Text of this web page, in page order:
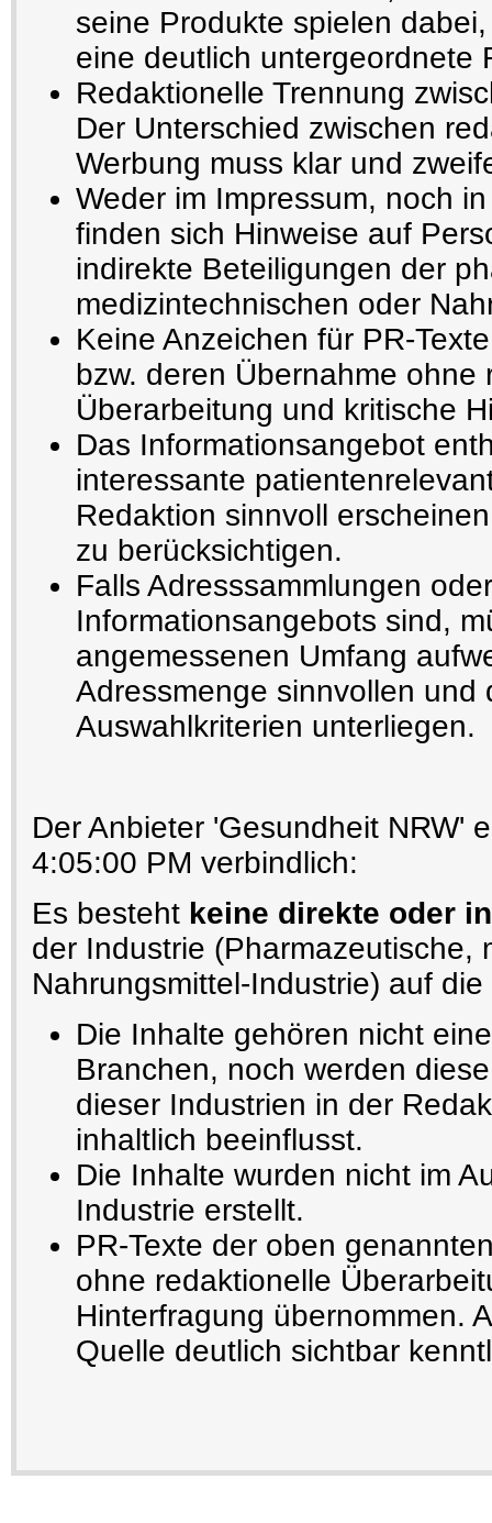
seine Produkte spielen
eine deutlich untergeordnete
Redaktionelle Trennung
Der Unterschied zwischen
Werbung muss klar und
Weder im Impressum, noch
finden sich Hinweise auf
indirekte Beteiligungen der
medizintechnischen oder
Keine Anzeichen für PR-
bzw. deren Übernahme ohne
Überarbeitung und kritische
Das Informationsangebot
interessante
Redaktion sinnvoll
zu berücksichtigen.
Falls Adresssammlungen
Informationsangebots sind,
angemessenen Umfang
Adressmenge sinnvollen und
Auswahlkriterien unterliegen.
Der Anbieter 'Gesundheit NRW'
4:05:00 PM verbindlich:
Es besteht keine direkte oder
der Industrie (Pharmazeutische,
Nahrungsmittel-Industrie) auf
Die Inhalte gehören nicht
Branchen, noch werden
dieser Industrien in der
inhaltlich beeinflusst.
Die Inhalte wurden nicht im
Industrie erstellt.
PR-Texte der oben
ohne redaktionelle
Hinterfragung übernommen.
Quelle deutlich sichtbar